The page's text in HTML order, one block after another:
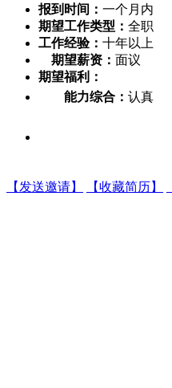
报到时间： 一个月内
期望工作类型： 全职
工作经验： 十年以上
期望薪资： 面议
期望福利：
能力综合： 认真
【发送邀请】 【收藏简历】